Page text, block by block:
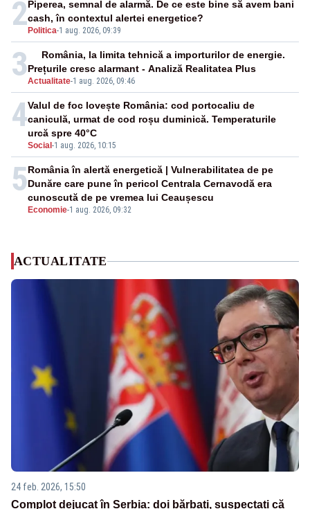
2 Politica-1 aug. 2026, 09:39
Piperea, semnal de alarmă. De ce este bine să avem bani
cash, în contextul alertei energetice?
3Actualitate-1 aug. 2026, 09:46
România, la limita tehnică a importurilor de energie.
Prețurile cresc alarmant - Analiză Realitatea Plus
4
Social -1 aug. 2026, 10:15
Valul de foc lovește România: cod portocaliu de
caniculă, urmat de cod roșu duminică. Temperaturile
urcă spre 40°C
5
Economie-1 aug. 2026, 09:32
România în alertă energetică | Vulnerabilitatea de pe
Dunăre care pune în pericol Centrala Cernavodă era
cunoscută de pe vremea lui Ceaușescu
ACTUALITATE
24 feb. 2026, 15:50
Complot dejucat în Serbia: doi bărbați, suspectați că